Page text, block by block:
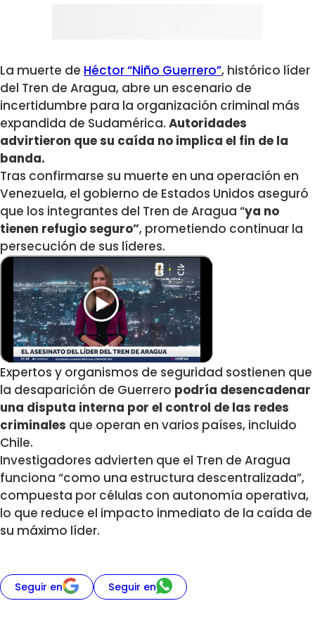
La muerte de Héctor “Niño Guerrero”, histórico líder
del Tren de Aragua, abre un escenario de
incertidumbre para la organización criminal más
expandida de Sudamérica. Autoridades
advirtieron que su caída no implica el fin de la
banda.
Tras confirmarse su muerte en una operación en
Venezuela, el gobierno de Estados Unidos aseguró
que los integrantes del Tren de Aragua “ya no
tienen refugio seguro”, prometiendo continuar la
persecución de sus líderes.
Expertos y organismos de seguridad sostienen que
la desaparición de Guerrero podría desencadenar
una disputa interna por el control de las redes
criminales que operan en varios países, incluido
Chile.
Investigadores advierten que el Tren de Aragua
funciona “como una estructura descentralizada”,
compuesta por células con autonomía operativa,
lo que reduce el impacto inmediato de la caída de
su máximo líder.
Seguir en Seguir en